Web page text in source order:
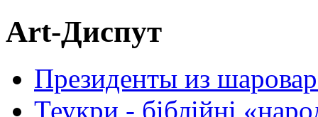
Art-Диспут
Президенты из
Теукри - біблійні